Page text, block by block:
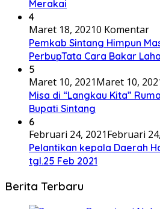
Merakai
4
Maret 18, 20210 Komentar
Pemkab Sintang Himpun
PerbupTata Cara Bakar
5
Maret 10, 2021Maret 10,
Misa di “Langkau Kita”
Bupati Sintang
6
Februari 24, 2021Februari
Pelantikan kepala Daerah
tgl.25 Feb 2021
Berita Terbaru